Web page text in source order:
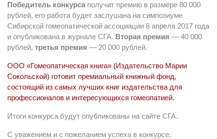
Победитель конкурса получит премию в размере 80 000
рублей, его работа будет заслушана на симпозиуме
Сибирской гомеопатической ассоциации 8 апреля 2017 года
и опубликована в журнале СГА. Вторая премия — 40 000
рублей, третья премия — 20 000 рублей.
ООО «Гомеопатическая книга» (Издательство Марии
Сокольской) готовит премиальный книжный фонд,
состоящий из самых лучших книг издательства для
профессионалов и интересующихся гомеопатией.
Итоги конкурса будут опубликованы на сайте СГА.
С уважением и с пожеланием успеха в конкурсе,